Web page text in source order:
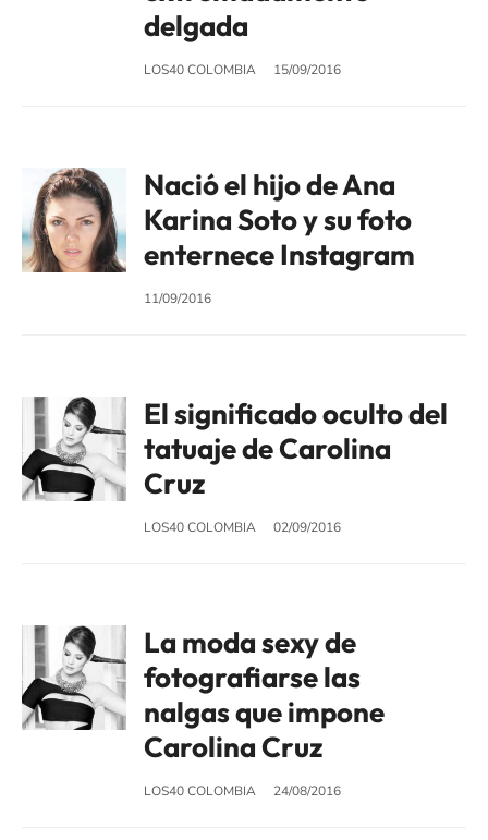
delgada
LOS40 COLOMBIA 15/09/2016
Nació el hijo de Ana
Karina Soto y su foto
enternece Instagram
11/09/2016
El significado oculto del
tatuaje de Carolina
Cruz
LOS40 COLOMBIA 02/09/2016
La moda sexy de
fotografiarse las
nalgas que impone
Carolina Cruz
LOS40 COLOMBIA 24/08/2016